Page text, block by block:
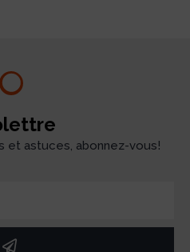
et astuces, abonnez-vous!